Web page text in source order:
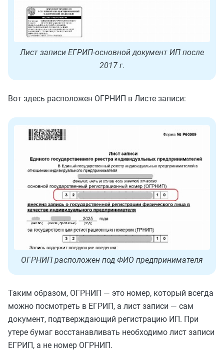
Лист записи ЕГРИП-основной документ ИП после
2017 г.
Вот здесь расположен ОГРНИП в Листе записи:
ОГРНИП расположен под ФИО предпринимателя
Таким образом, ОГРНИП — это номер, который всегда
можно посмотреть в ЕГРИП, а лист записи — сам
документ, подтверждающий регистрацию ИП. При
утере бумаг восстанавливать необходимо лист записи
ЕГРИП, а не номер ОГРНИП.